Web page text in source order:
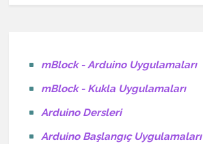
mBlock - Arduino Uygulamaları
mBlock - Kukla Uygulamaları
Arduino Dersleri
Arduino Başlangıç Uygulamaları